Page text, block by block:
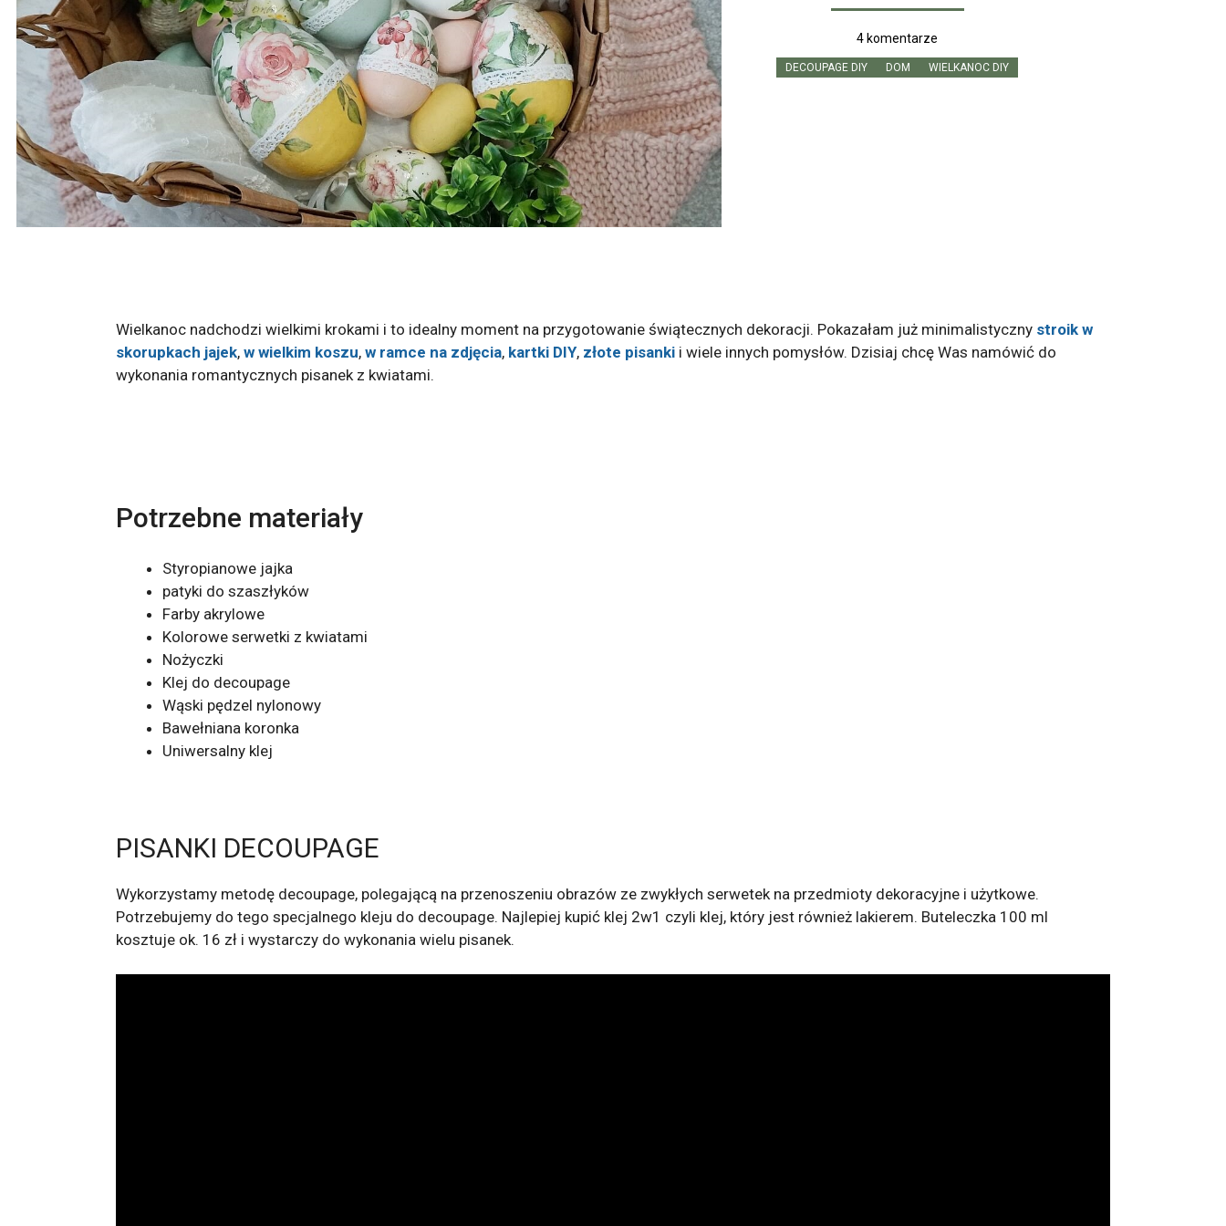
4 komentarze
DECOUPAGE DIY DOM WIELKANOC DIY
Wielkanoc nadchodzi wielkimi krokami i to idealny moment na przygotowanie świątecznych dekoracji. Pokazałam już minimalistyczny stroik w
skorupkach jajek, w wielkim koszu, w ramce na zdjęcia, kartki DIY, złote pisanki i wiele innych pomysłów. Dzisiaj chcę Was namówić do
wykonania romantycznych pisanek z kwiatami.
Potrzebne materiały
Styropianowe jajka
patyki do szaszłyków
Farby akrylowe
Kolorowe serwetki z kwiatami
Nożyczki
Klej do decoupage
Wąski pędzel nylonowy
Bawełniana koronka
Uniwersalny klej
PISANKI DECOUPAGE
Wykorzystamy metodę decoupage, polegającą na przenoszeniu obrazów ze zwykłych serwetek na przedmioty dekoracyjne i użytkowe.
Potrzebujemy do tego specjalnego kleju do decoupage. Najlepiej kupić klej 2w1 czyli klej, który jest również lakierem. Buteleczka 100 ml
kosztuje ok. 16 zł i wystarczy do wykonania wielu pisanek.